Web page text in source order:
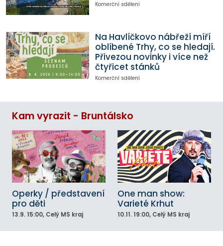
Komerční sdělení
Na Havlíčkovo nábřeží míří
oblíbené Trhy, co se hledají.
Přivezou novinky i více než
čtyřicet stánků
Komerční sdělení
Kam vyrazit - Bruntálsko
Operky / představení
pro děti
13.9. 15:00, Celý MS kraj
One man show:
Varieté Krhut
10.11. 19:00, Celý MS kraj